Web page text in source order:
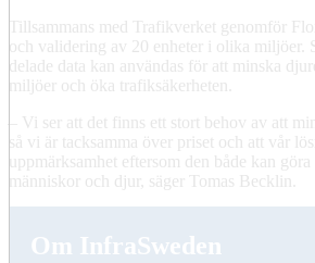
Tillsammans med Trafikverket genomför
och validering av 20 enheter i olika miljöer.
delade data kan användas för att minska
miljöer och öka trafiksäkerheten.
– Vi ser att det finns ett stort behov av att
så vi är tacksamma över priset och att vår
uppmärksamhet eftersom den både kan göra
människor och djur, säger Tomas Becklin.
Om InfraSweden